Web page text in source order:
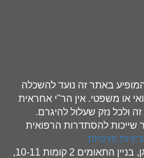
באתר זה נועד להשכלה
או משפטי. אין הר"י אחראית
ולכל נזק שעלול להיגרם.
שייכות להסתדרות הרפואית
פרטיות
כתובתנו: ז'בוטינסקי 35 רמת גן, בניין התאומים 2 קומות 10-11,